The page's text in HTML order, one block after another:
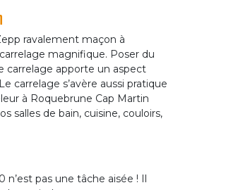
ravalement maçon à
magnifique. Poser du
carrelage apporte un aspect
carrelage s’avère aussi pratique
à Roquebrune Cap Martin
salles de bain, cuisine, couloirs,
pas une tâche aisée ! Il